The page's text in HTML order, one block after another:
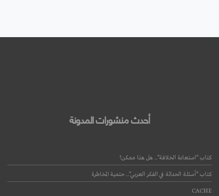
أحدث منشورات المدونة
كتاب “استعادة الخلافة”.. هل هذا ممكن؟
كتاب “أسئلة الحداثة في الفكر العربي”.. حتمية المخاطرة
CACHE